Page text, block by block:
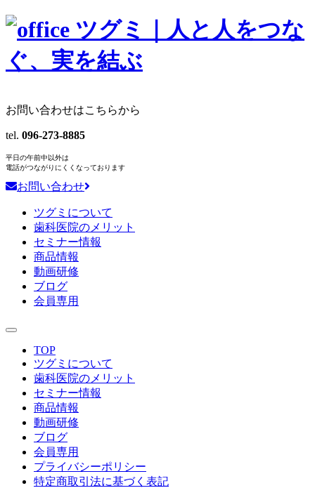
お問い合わせはこちらから
tel. 096-273-8885
平日の午前中以外は
電話がつながりにくくなっております
お問い合わせ
ツグミについて
歯科医院のメリット
セミナー情報
商品情報
動画研修
ブログ
会員専用
toggle
navigation
TOP
ツグミについて
歯科医院のメリット
セミナー情報
商品情報
動画研修
ブログ
会員専用
プライバシーポリシー
特定商取引法に基づく表記